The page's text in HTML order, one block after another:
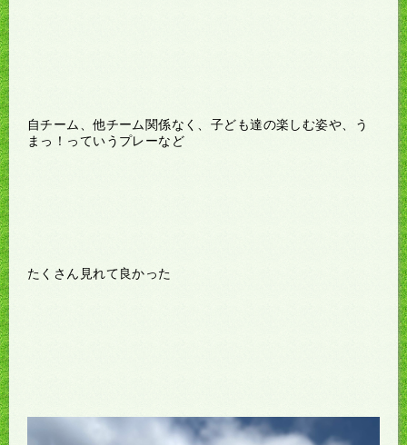
自チーム、他チーム関係なく、子ども達の楽しむ姿や、う
まっ！っていうプレーなど
たくさん見れて良かった